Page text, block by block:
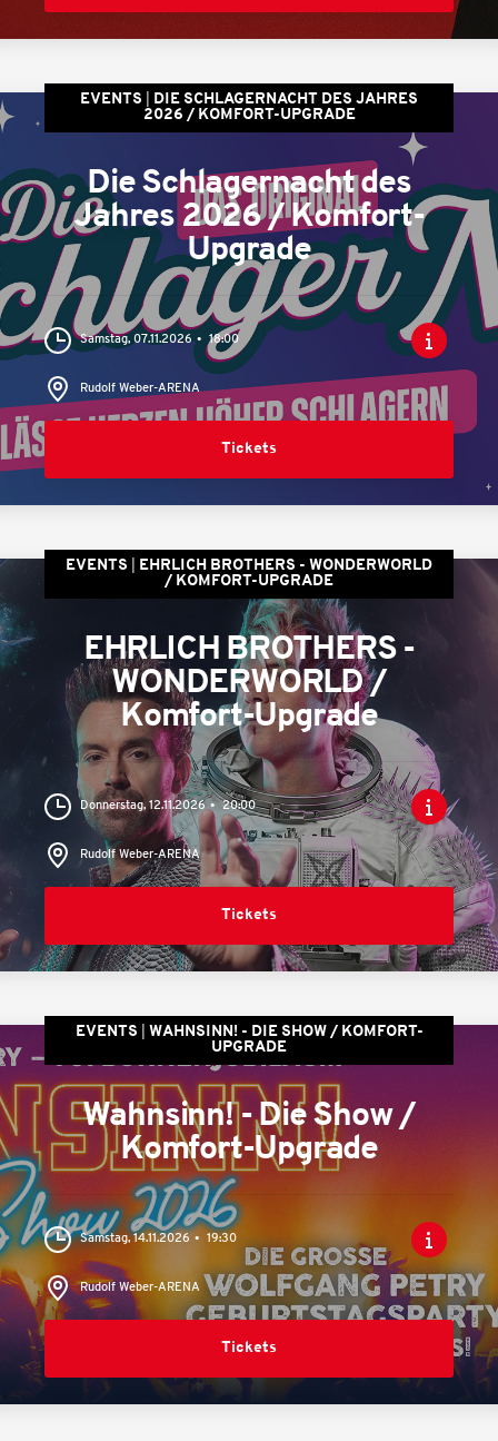
EVENTS
DIE SCHLAGERNACHT DES JAHRES
2026 / KOMFORT-UPGRADE
Die Schlagernacht des
Jahres 2026 / Komfort-
Upgrade
Samstag, 07.11.2026 18:00
Rudolf Weber-ARENA
Tickets
EVENTS
EHRLICH BROTHERS - WONDERWORLD
/ KOMFORT-UPGRADE
EHRLICH BROTHERS -
WONDERWORLD /
Komfort-Upgrade
Donnerstag, 12.11.2026 20:00
Rudolf Weber-ARENA
Tickets
EVENTS
WAHNSINN! - DIE SHOW / KOMFORT-
UPGRADE
Wahnsinn! - Die Show /
Komfort-Upgrade
Samstag, 14.11.2026 19:30
Rudolf Weber-ARENA
Tickets